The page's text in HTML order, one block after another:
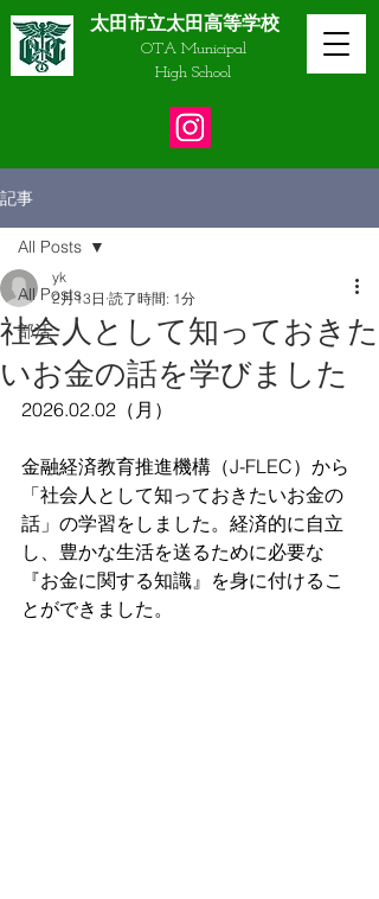
OTA Municipal
​High School
太田市立太田高等学校
記事
All Posts
部活
All Posts
社会人として知っておきた
いお金の話を学びました
yk
2月13日 読了時間: 1分
2026.02.02（月）
金融経済教育推進機構（J-FLEC）から
「社会人として知っておきたいお金の
話」の学習をしました。経済的に自立
し、豊かな生活を送るために必要な
『お金に関する知識』を身に付けるこ
とができました。